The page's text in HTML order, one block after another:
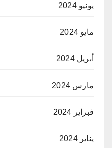
يونيو 2024
مايو 2024
أبريل 2024
مارس 2024
فبراير 2024
يناير 2024